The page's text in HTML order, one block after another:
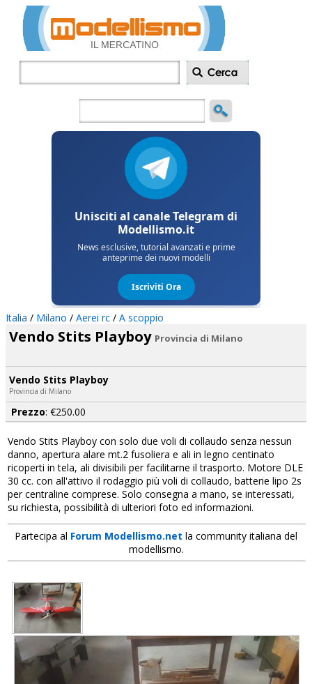
Italia / Milano / Aerei rc / A scoppio
Vendo Stits Playboy Provincia di Milano
Vendo Stits Playboy
Provincia di Milano
Prezzo: €250.00
Vendo Stits Playboy con solo due voli di collaudo senza nessun
danno, apertura alare mt.2 fusoliera e ali in legno centinato
ricoperti in tela, ali divisibili per facilitarne il trasporto. Motore DLE
30 cc. con all'attivo il rodaggio più voli di collaudo, batterie lipo 2s
per centraline comprese. Solo consegna a mano, se interessati,
su richiesta, possibilità di ulteriori foto ed informazioni.
Partecipa al Forum Modellismo.net la community italiana del
modellismo.